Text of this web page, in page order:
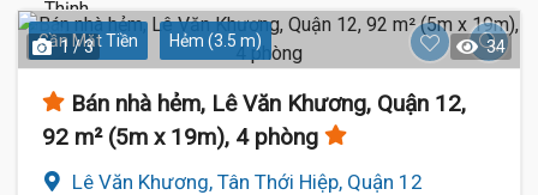
Gần Mặt Tiền Hẻm (3.5 m)
1 / 3 34
Bán nhà hẻm, Lê Văn Khương, Quận 12,
92 m² (5m x 19m), 4 phòng
Lê Văn Khương, Tân Thới Hiệp, Quận 12